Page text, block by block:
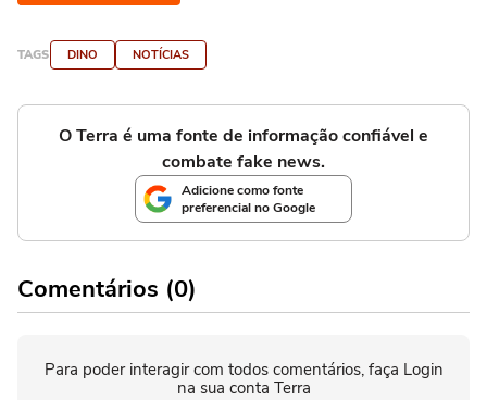
TAGS DINO NOTÍCIAS
O Terra é uma fonte de informação confiável e
combate fake news.
Adicione como fonte
preferencial no Google
Comentários (0)
Para poder interagir com todos comentários, faça Login
na sua conta Terra